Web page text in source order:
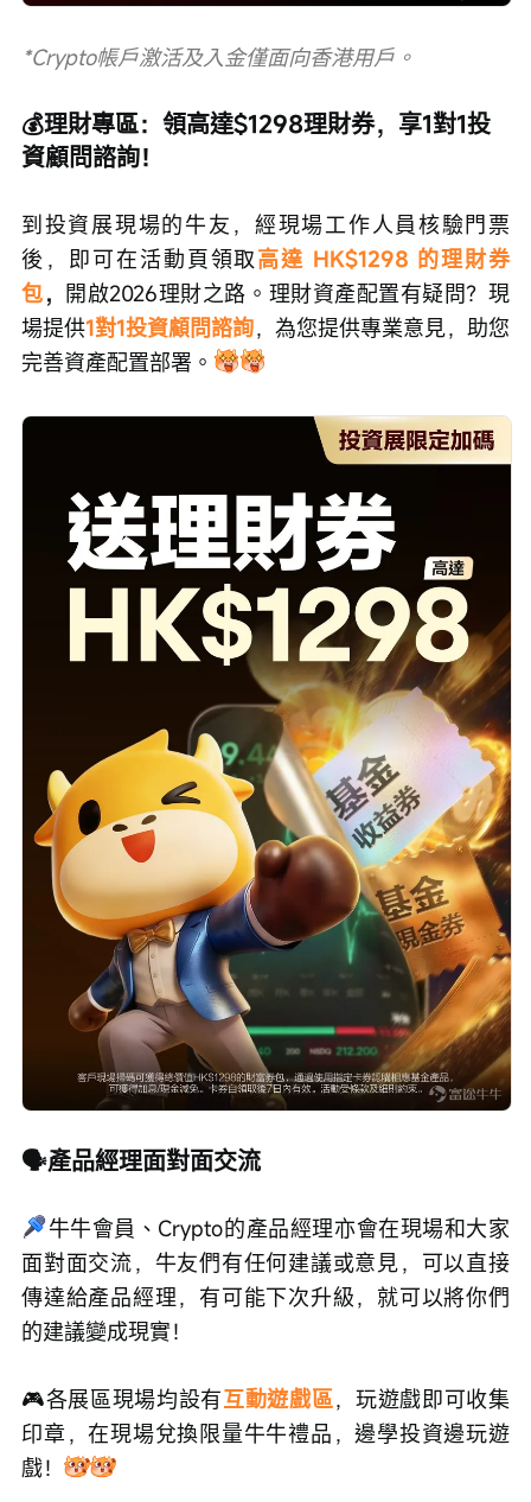
*Crypto帳戶激活及入金僅面向香港用戶。
💰理財專區：領高達$1298理財券，享1對1投
資顧問諮詢！
到投資展現場的牛友，經現場工作人員核驗門票
後，即可在活動頁領取高達 HK$1298 的理財券
包， 開啟2026理財之路。理財資產配置有疑問？現
場提供1對1投資顧問諮詢，為您提供專業意見，助您
完善資產配置部署。
🗣️產品經理面對面交流
牛牛會員、Crypto的產品經理亦會在現場和大家
面對面交流，牛友們有任何建議或意見，可以直接
傳達給產品經理，有可能下次升級，就可以將你們
的建議變成現實！
🎮各展區現場均設有互動遊戲區，玩遊戲即可收集
印章，在現場兌換限量牛牛禮品，邊學投資邊玩遊
戲！